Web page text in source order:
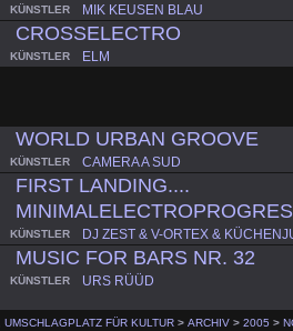
KÜNSTLER MIK KEUSEN BLAU
CROSSELECTRO
KÜNSTLER ELM
WORLD URBAN GROOVE
KÜNSTLER CAMERA A SUD
FIRST LANDING....
KÜNSTLER DJ ZEST & V-ORTEX &
MUSIC FOR BARS NR. 32
KÜNSTLER URS RÜÜD
FÜR KULTUR > ARCHIV > 2005 >